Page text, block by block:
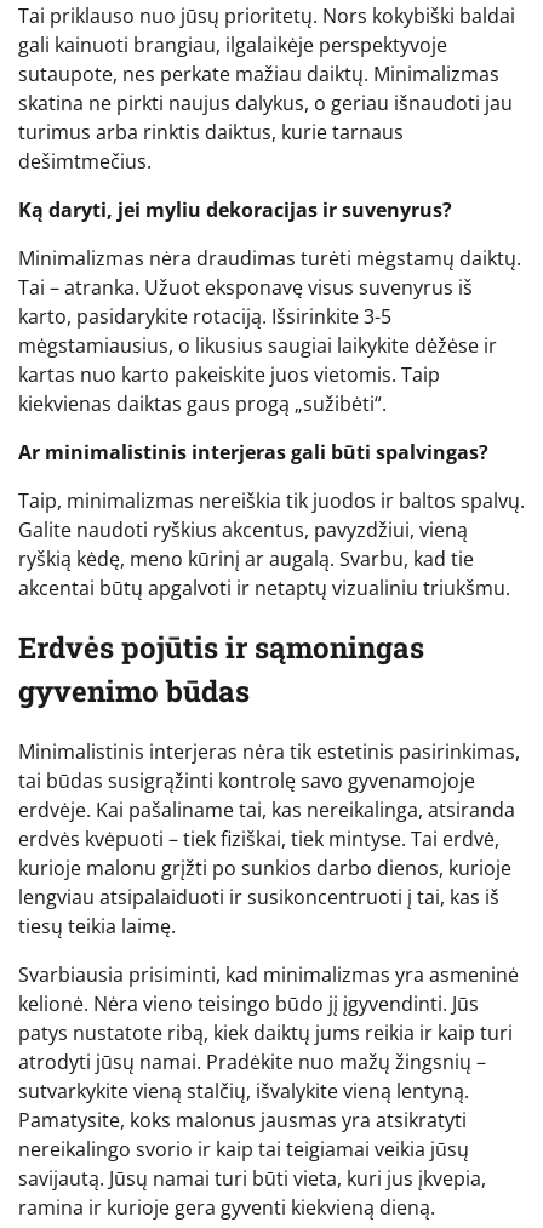
Tai priklauso nuo jūsų prioritetų. Nors kokybiški baldai
gali kainuoti brangiau, ilgalaikėje perspektyvoje
sutaupote, nes perkate mažiau daiktų. Minimalizmas
skatina ne pirkti naujus dalykus, o geriau išnaudoti jau
turimus arba rinktis daiktus, kurie tarnaus
dešimtmečius.
Ką daryti, jei myliu dekoracijas ir suvenyrus?
Minimalizmas nėra draudimas turėti mėgstamų daiktų.
Tai – atranka. Užuot eksponavę visus suvenyrus iš
karto, pasidarykite rotaciją. Išsirinkite 3-5
mėgstamiausius, o likusius saugiai laikykite dėžėse ir
kartas nuo karto pakeiskite juos vietomis. Taip
kiekvienas daiktas gaus progą „sužibėti“.
Ar minimalistinis interjeras gali būti spalvingas?
Taip, minimalizmas nereiškia tik juodos ir baltos spalvų.
Galite naudoti ryškius akcentus, pavyzdžiui, vieną
ryškią kėdę, meno kūrinį ar augalą. Svarbu, kad tie
akcentai būtų apgalvoti ir netaptų vizualiniu triukšmu.
Erdvės pojūtis ir sąmoningas
gyvenimo būdas
Minimalistinis interjeras nėra tik estetinis pasirinkimas,
tai būdas susigrąžinti kontrolę savo gyvenamojoje
erdvėje. Kai pašaliname tai, kas nereikalinga, atsiranda
erdvės kvėpuoti – tiek fiziškai, tiek mintyse. Tai erdvė,
kurioje malonu grįžti po sunkios darbo dienos, kurioje
lengviau atsipalaiduoti ir susikoncentruoti į tai, kas iš
tiesų teikia laimę.
Svarbiausia prisiminti, kad minimalizmas yra asmeninė
kelionė. Nėra vieno teisingo būdo jį įgyvendinti. Jūs
patys nustatote ribą, kiek daiktų jums reikia ir kaip turi
atrodyti jūsų namai. Pradėkite nuo mažų žingsnių –
sutvarkykite vieną stalčių, išvalykite vieną lentyną.
Pamatysite, koks malonus jausmas yra atsikratyti
nereikalingo svorio ir kaip tai teigiamai veikia jūsų
savijautą. Jūsų namai turi būti vieta, kuri jus įkvepia,
ramina ir kurioje gera gyventi kiekvieną dieną.